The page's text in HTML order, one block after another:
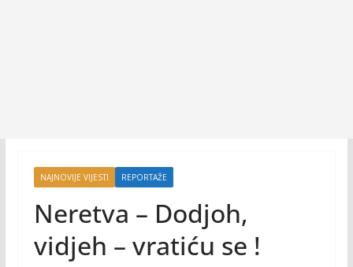
NAJNOVIJE VIJESTI REPORTAŽE
Neretva – Dodjoh,
vidjeh – vratiću se !